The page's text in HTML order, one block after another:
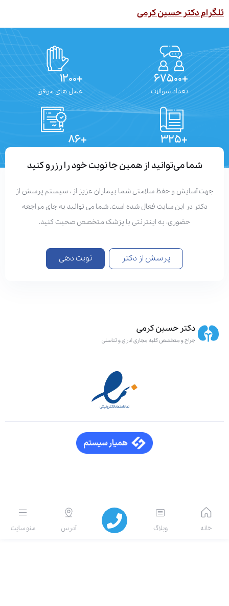
دکتر حسین کرمی
تعداد سوالات عمل های موفق
شما می‌توانید از همین جا نوبت خود را رزرو کنید
آسایش و حفظ سلامتی شما بیماران عزیز از ، سیستم پرسش از
دکتر در این سایت فعال شده است. شما می توانید به جای مراجعه
حضوری، به اینترنتی با پزشک متخصص صحبت کنید.
پرسش از دکتر نوبت دهی
منو سایت